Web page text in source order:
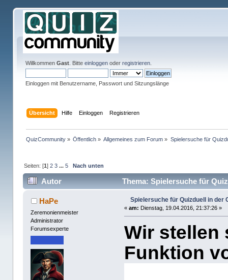
Willkommen Gast. Bitte einloggenoder registrieren.
Einloggen mit Benutzername, Passwort und Sitzungslänge
Übersicht Hilfe Einloggen Registrieren
QuizCommunity» Öffentlich » Allgemeines zum Forum » Spielersuche für
Seiten: [1] 2 3 ... 5 Nach unten
Autor Thema: Spielersuche für
HaPe
Zeremonienmeister
Administrator
Forumsexperte
Spielersuche für Quizduell in der
«am: Dienstag, 19.04.2016, 21:37:26 »
Wir stellen
Funktion